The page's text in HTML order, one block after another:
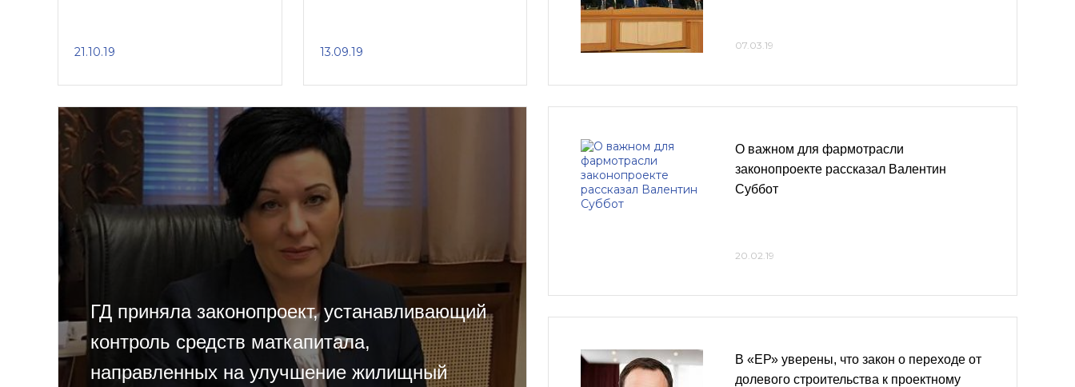
21.10.19 13.09.19 07.03.19
ГД приняла законопроект, устанавливающий
контроль средств маткапитала,
направленных на улучшение жилищный
О важном для фармотрасли
законопроекте рассказал Валентин
Суббот
20.02.19
В «ЕР» уверены, что закон о переходе от
долевого строительства к проектному